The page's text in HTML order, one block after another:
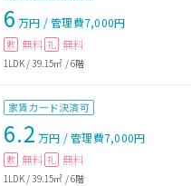
6 万円 /管理費7,000円
敷 無料 礼 無料
1LDK/39.15㎡ /6階
家賃カード決済可
6.2 万円 /管理費7,000円
敷 無料 礼 無料
1LDK/39.15㎡ /6階